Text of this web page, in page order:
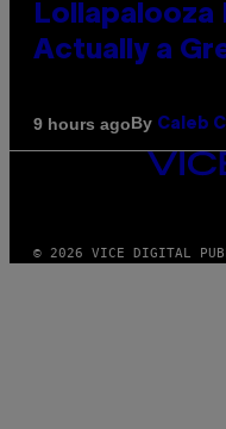
Lollapalooza
Actually a
9 hours agoBy Caleb
VICE
© 2026 VICE DIGITAL